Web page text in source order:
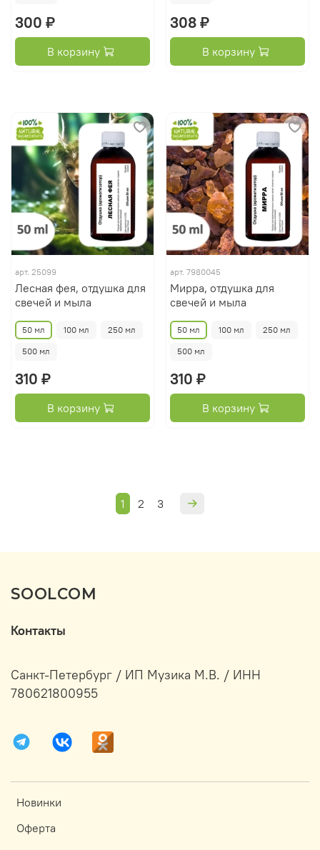
300 ₽
В корзину
308 ₽
В корзину
арт. 25099
Лесная фея, отдушка для
свечей и мыла
50 мл 100 мл 250 мл
500 мл
310 ₽
В корзину
арт. 7980045
Мирра, отдушка для
свечей и мыла
50 мл 100 мл 250 мл
500 мл
310 ₽
В корзину
1 2 3
SOOLCOM
Новинки
Оферта
Контакты
Санкт-Петербург / ИП Музика М.В. / ИНН
780621800955